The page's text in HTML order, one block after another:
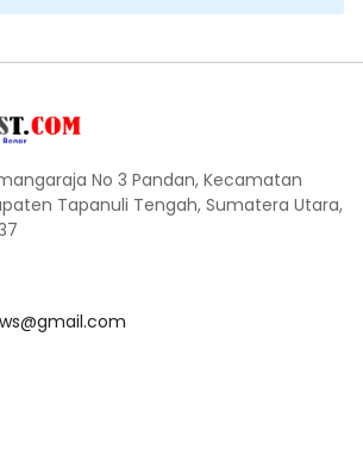
No 3 Pandan, Kecamatan
Tapanuli Tengah, Sumatera Utara,